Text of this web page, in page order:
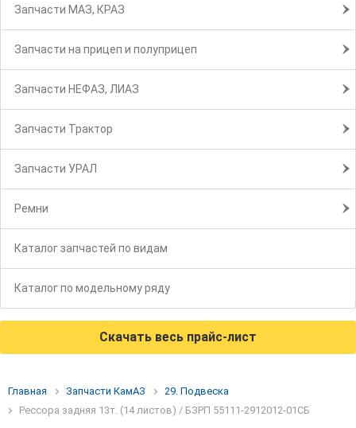
Запчасти МАЗ, КРАЗ
Запчасти на прицеп и полуприцеп
Запчасти НЕФАЗ, ЛИАЗ
Запчасти Трактор
Запчасти УРАЛ
Ремни
Каталог запчастей по видам
Каталог по модельному ряду
Скачать весь прайс-лист
Главная Запчасти КамАЗ
29. Подвеска
Рессора задняя 13т. (14 листов) / БЗРП 55111-2912012-01СБ